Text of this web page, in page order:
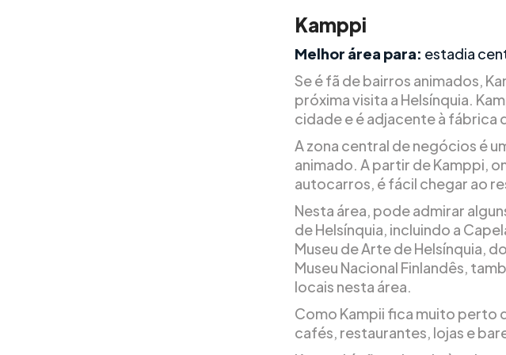
Kamppi
Melhor área para: estadia
Se é fã de bairros animados,
próxima visita a Helsínquia.
cidade e é adjacente à fábrica
A zona central de negócios é
animado. A partir de Kamppi,
autocarros, é fácil chegar ao
Nesta área, pode admirar
de Helsínquia, incluindo a
Museu de Arte de Helsínquia,
Museu Nacional Finlandês,
locais nesta área.
Como Kampii fica muito perto
cafés, restaurantes, lojas e